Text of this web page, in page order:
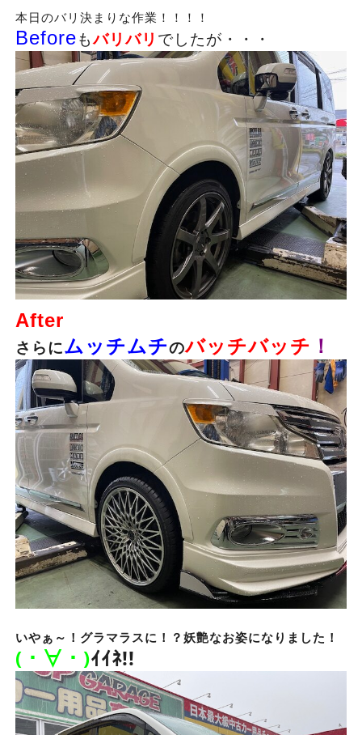
本日のバリ決まりな作業！！！！
Beforeもバリバリ でしたが・・・
After
さらにムッチムチのバッチバッチ ！
いやぁ～！グラマラスに！？妖艶なお姿になりました！
(・∀・)ｲｲﾈ!!